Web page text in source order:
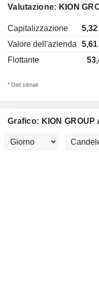
Valutazione: KION
Capitalizzazione 5,32
Valore dell'azienda
5,61
Flottante
* Dati stimati
Grafico: KION GROUP